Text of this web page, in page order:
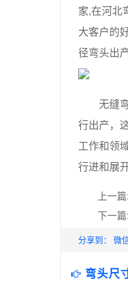
家,在河北
大客户的
径弯头出
无缝
行出产，
工作和领
行进和展
上一篇:
下一篇:
分享到： 微
弯头尺